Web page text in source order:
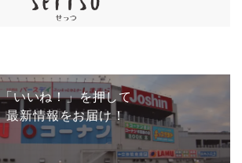
「いいね！」を押して
最新情報をお届け！